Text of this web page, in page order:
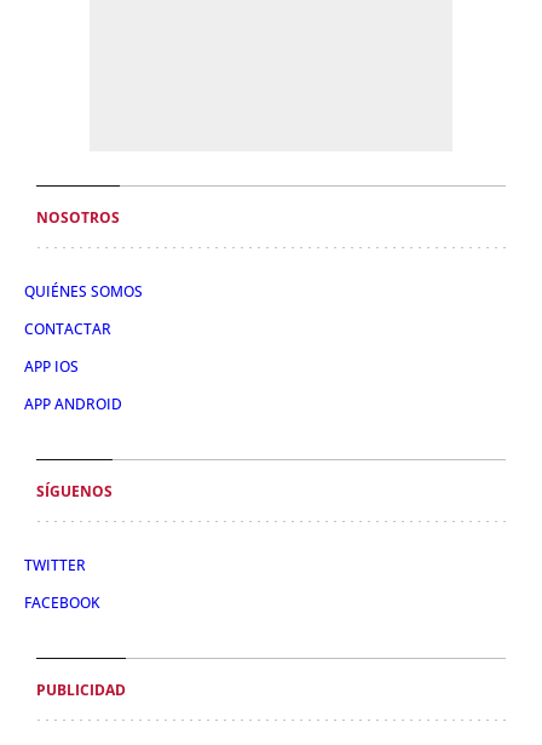
NOSOTROS
QUIÉNES SOMOS
CONTACTAR
APP IOS
APP ANDROID
SÍGUENOS
TWITTER
FACEBOOK
PUBLICIDAD